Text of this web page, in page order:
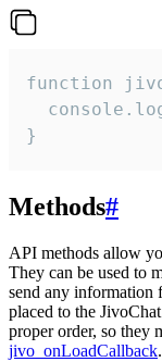
function
}
Methods#
API methods allow
They can be used to
send any information
placed to the
proper order, so they
jivo_onLoadCallback.